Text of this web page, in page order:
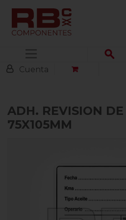
Cuenta
ADH. REVISION
75X105MM